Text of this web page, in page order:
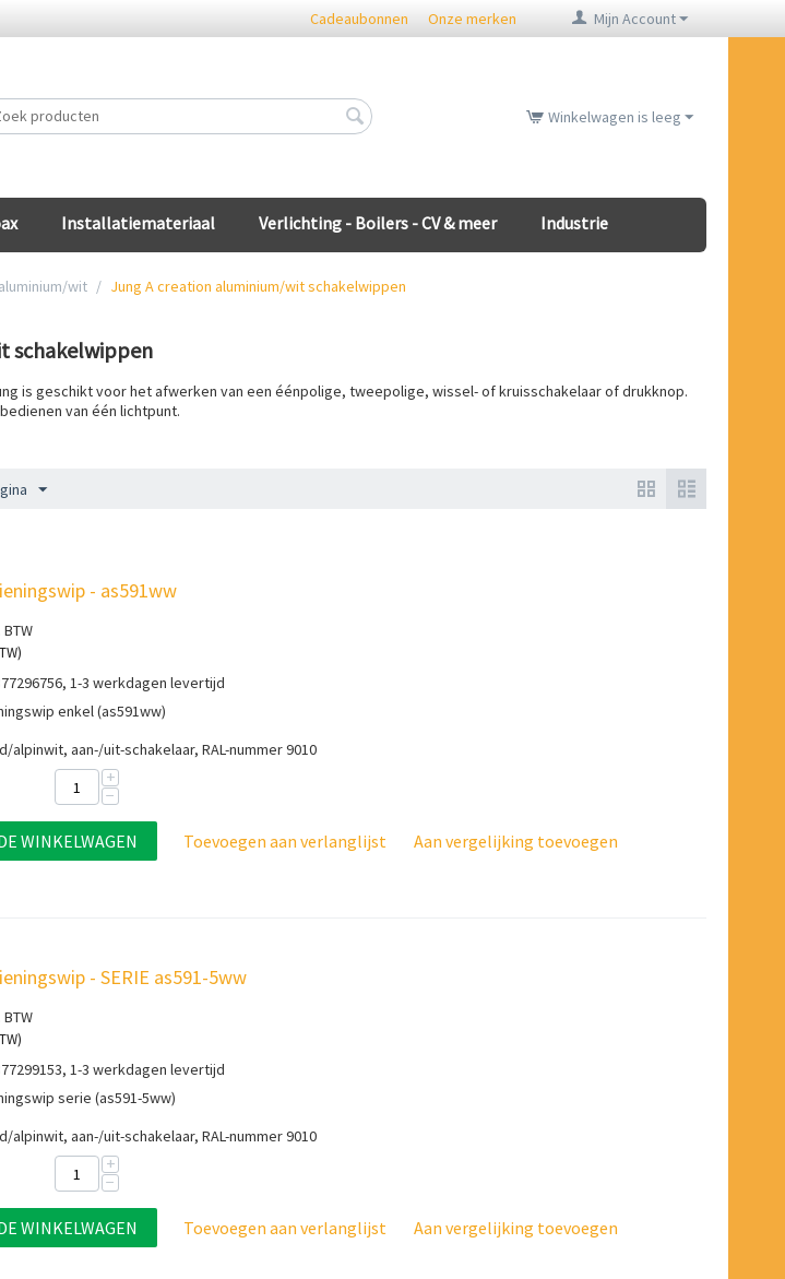
Mijn Account
Cadeaubonnen Onze merken
Winkelwagen is leeg
Installatiemateriaal Verlichting - Boilers - CV & meer Industrie
wit / Jung A creation aluminium/wit schakelwippen
schakelwippen
is geschikt voor het afwerken van een éénpolige, tweepolige, wissel- of kruisschakelaar of drukknop.
van één lichtpunt.
- as591ww
1-3 werkdagen levertijd
enkel (as591ww)
alpinwit, aan-/uit-schakelaar, RAL-nummer 9010
+
−
WINKELWAGEN Toevoegen aan verlanglijst Aan vergelijking toevoegen
- SERIE as591-5ww
1-3 werkdagen levertijd
serie (as591-5ww)
alpinwit, aan-/uit-schakelaar, RAL-nummer 9010
+
−
WINKELWAGEN Toevoegen aan verlanglijst Aan vergelijking toevoegen